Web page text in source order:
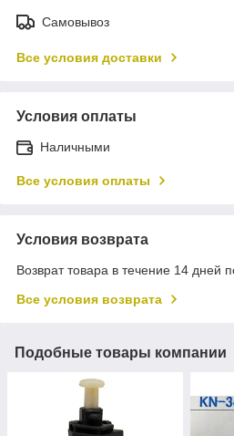
Самовывоз
Все условия доставки
Условия оплаты
Наличными
Все условия оплаты
Условия возврата
Возврат товара в течение 14 дней
Все условия возврата
Подобные товары компании